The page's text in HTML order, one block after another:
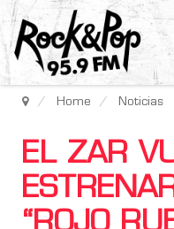
Home Noticias
EL ZAR